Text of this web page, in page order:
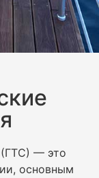
(ГТС) — это
основным